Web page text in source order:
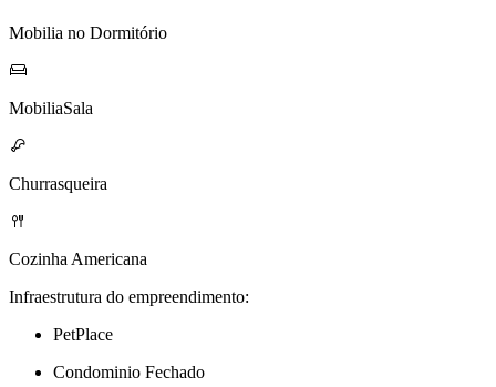
Mobilia no Dormitório
MobiliaSala
Churrasqueira
Cozinha Americana
Infraestrutura do empreendimento:
PetPlace
Condominio Fechado